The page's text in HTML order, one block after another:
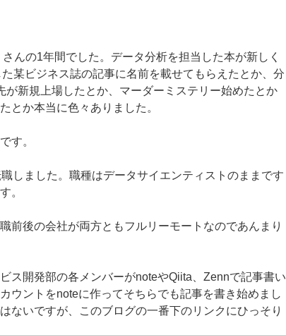
んの1年間でした。データ分析を担当した本が新しく
某ビジネス誌の記事に名前を載せてもらえたとか、分
新規上場したとか、マーダーミステリー始めたとか
とか本当に色々ありました。
す。
しました。職種はデータサイエンティストのままです
。
前後の会社が両方ともフルリーモートなのであんまり
ス開発部の各メンバーがnoteやQiita、Zennで記事書い
ウントをnoteに作ってそちらでも記事を書き始めまし
ないですが、このブログの一番下のリンクにひっそり